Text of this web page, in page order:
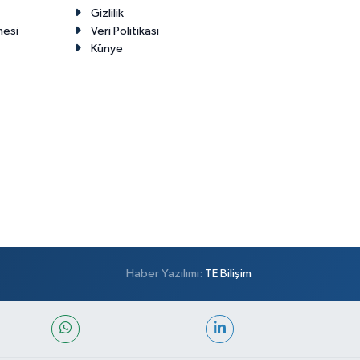
Gizlilik
Veri Politikası
Künye
Haber Yazılımı: TE Bilişim